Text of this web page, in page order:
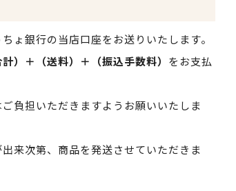
ょ銀行の当店口座をお送りいたします。
計）＋（送料）＋（振込手数料） をお支払
負担いただきますようお願いいたしま
来次第、商品を発送させていただきま